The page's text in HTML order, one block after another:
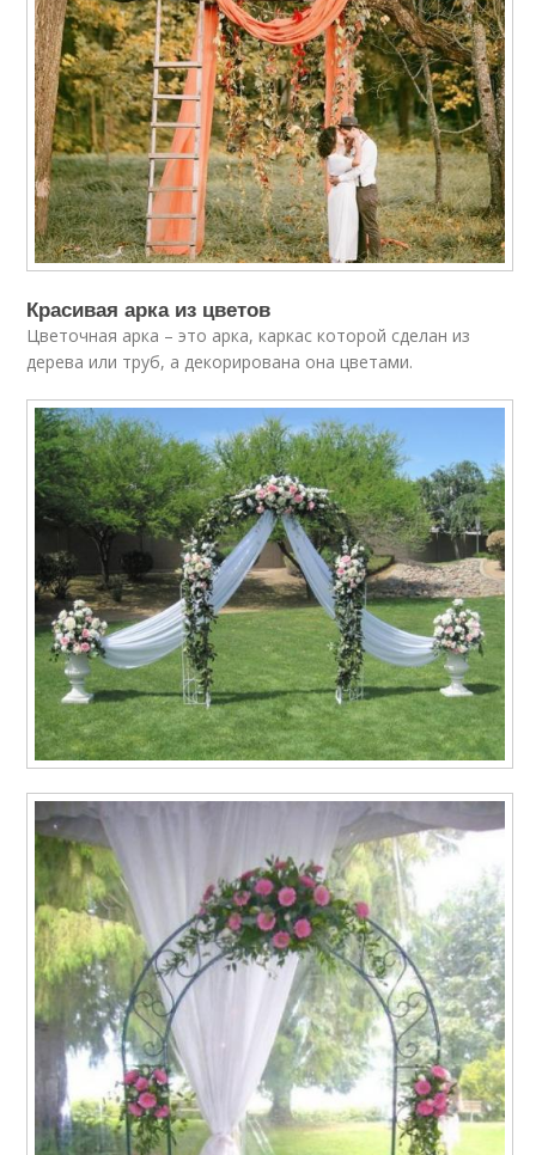
Красивая арка из цветов
Цветочная арка – это арка, каркас которой сделан из
дерева или труб, а декорирована она цветами.